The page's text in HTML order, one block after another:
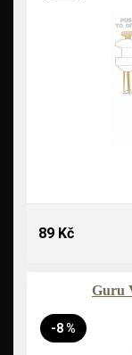
89 Kč
Guru
-8 %